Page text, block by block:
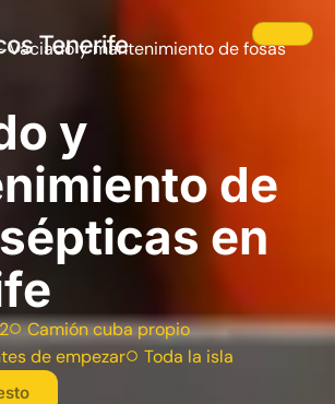
Vaciado y mantenimiento de fosas
y
de
en
Camión cuba propio
de empezar
Toda la isla